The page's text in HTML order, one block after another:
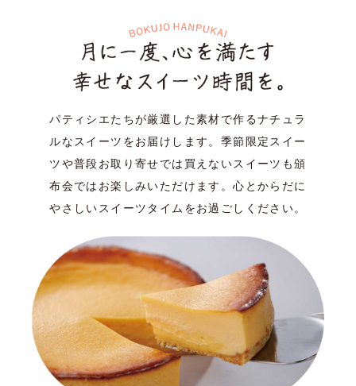
パティシエたちが厳選した素材で作るナチュラ
ルなスイーツをお届けします。 季節限定スイー
ツや普段お取り寄せでは買えないスイーツも頒
布会ではお楽しみいただけます。心とからだに
やさしいスイーツタイムをお過ごしください。